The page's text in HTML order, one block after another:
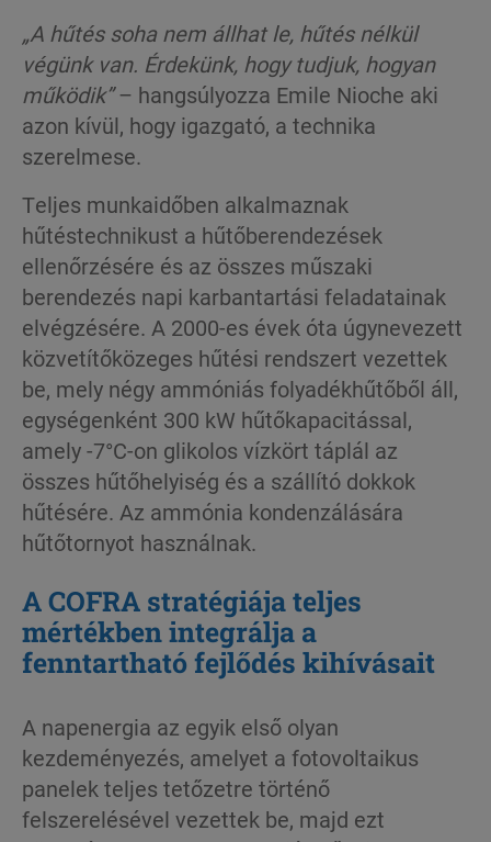
„A hűtés soha nem állhat le, hűtés nélkül
végünk van. Érdekünk, hogy tudjuk, hogyan
működik”– hangsúlyozza Emile Nioche aki
azon kívül, hogy igazgató, a technika
szerelmese.
Teljes munkaidőben alkalmaznak
hűtéstechnikust a hűtőberendezések
ellenőrzésére és az összes műszaki
berendezés napi karbantartási feladatainak
elvégzésére. A 2000-es évek óta úgynevezett
közvetítőközeges hűtési rendszert vezettek
be, mely négy ammóniás folyadékhűtőből áll,
egységenként 300 kW hűtőkapacitással,
amely -7°C-on glikolos vízkört táplál az
összes hűtőhelyiség és a szállító dokkok
hűtésére. Az ammónia kondenzálására
hűtőtornyot használnak.
A COFRA stratégiája teljes
mértékben integrálja a
fenntartható fejlődés kihívásait
A napenergia az egyik első olyan
kezdeményezés, amelyet a fotovoltaikus
panelek teljes tetőzetre történő
felszerelésével vezettek be, majd ezt